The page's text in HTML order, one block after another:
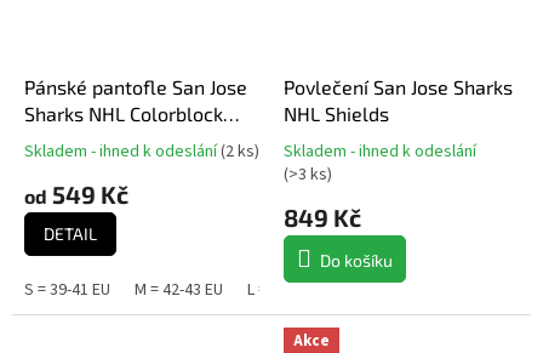
Pánské pantofle San Jose
Sharks NHL Colorblock
Slipper
Průměrné
produktu
je
5,0
5
hvězdiček.
Skladem - ihned k odeslání(2 ks)
od 549 Kč
DETAIL
S = 39-41 EU M = 42-43 EU L = 44-45 EU XL = 46-48 EU
Povlečení San Jose Sharks
NHL Shields
Průměrné
hodnocení
produktu
je
5,0
z
hvězdiček.
Skladem - ihned k odeslání
(>3 ks)
849 Kč
Do košíku
Akce